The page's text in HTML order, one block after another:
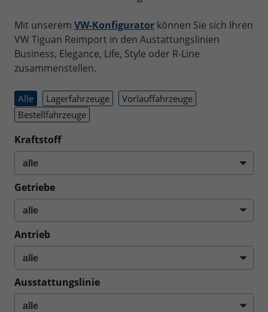
Mit unserem VW-Konfigurator können Sie sich Ihren
VW Tiguan Reimport in den Austattungslinien
Business, Elegance, Life, Style oder R-Line
zusammenstellen.
Alle Lagerfahrzeuge
Vorlauffahrzeuge
Bestellfahrzeuge
Kraftstoff
Getriebe
Antrieb
Ausstattungslinie